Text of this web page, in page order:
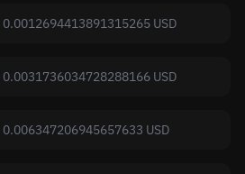
0.0012694413891315265 USD
0.0031736034728288166 USD
0.006347206945657633 USD